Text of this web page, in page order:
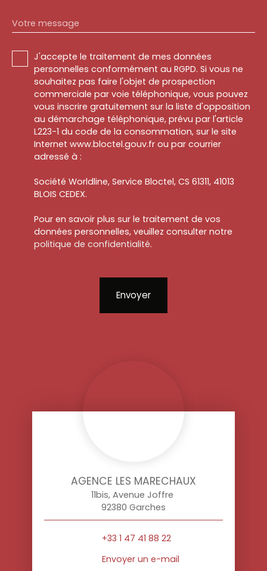
Votre message
J'accepte le traitement de mes données
personnelles conformément au RGPD. Si vous ne
souhaitez pas faire l'objet de prospection
commerciale par voie téléphonique, vous pouvez
vous inscrire gratuitement sur la liste d'opposition
au démarchage téléphonique, prévu par l'article
L223-1 du code de la consommation, sur le site
Internet www.bloctel.gouv.fr ou par courrier
adressé à :
Société Worldline, Service Bloctel, CS 61311, 41013
BLOIS CEDEX.
Pour en savoir plus sur le traitement de vos
données personnelles, veuillez consulter notre
politique de confidentialité.
Envoyer
AGENCE LES MARECHAUX
11bis, Avenue Joffre
92380 Garches
+33 1 47 41 88 22
Envoyer un e-mail